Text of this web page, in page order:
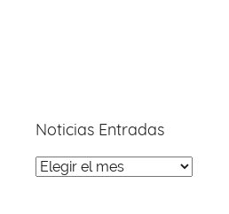
Noticias Entradas
Noticias